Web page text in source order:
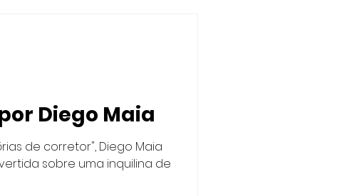
Diego Maia
de corretor", Diego Maia
sobre uma inquilina de